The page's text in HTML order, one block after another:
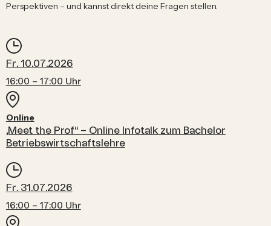
Perspektiven – und kannst direkt deine Fragen stellen.
Fr. 10.07.2026
16:00 – 17:00 Uhr
Online
„Meet the Prof“ – Online Infotalk zum Bachelor
Betriebswirtschaftslehre
Fr. 31.07.2026
16:00 – 17:00 Uhr